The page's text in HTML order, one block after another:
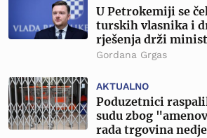
U Petrokemiji se
turskih vlasnika i
rješenja drži
Gordana Grgas
AKTUALNO
Poduzetnici
sudu zbog
rada trgovina